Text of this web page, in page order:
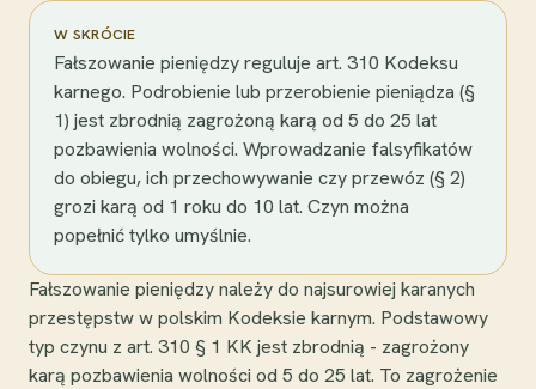
W SKRÓCIE
Fałszowanie pieniędzy reguluje art. 310 Kodeksu
karnego. Podrobienie lub przerobienie pieniądza (§
1) jest zbrodnią zagrożoną karą od 5 do 25 lat
pozbawienia wolności. Wprowadzanie falsyfikatów
do obiegu, ich przechowywanie czy przewóz (§ 2)
grozi karą od 1 roku do 10 lat. Czyn można
popełnić tylko umyślnie.
Fałszowanie pieniędzy należy do najsurowiej karanych
przestępstw w polskim Kodeksie karnym. Podstawowy
typ czynu z art. 310 § 1 KK jest zbrodnią - zagrożony
karą pozbawienia wolności od 5 do 25 lat. To zagrożenie